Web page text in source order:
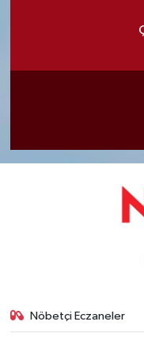
Nöbetçi Eczaneler